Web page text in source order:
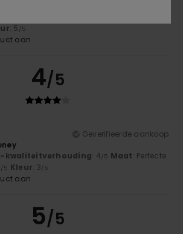
: 5 /5
aan
4/5
Geverifieerde aankoop
kwaliteitverhouding: 4/5 Maat: Perfecte
/5 Kleur: 3/5
aan
5/5